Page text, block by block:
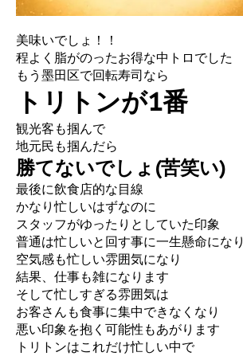
美味いでしょ！！
程よく脂がのったお得な中トロでした
もう墨田区で回転寿司なら
トリトンが1番
観光客も掴んで
地元民も掴んだら
勝てないでしょ(苦笑い)
最後に飲食店的な目線
かなり忙しいはずなのに
スタッフがゆったりとしていた印象
普通は忙しいと回す事に一生懸命になり
空気感も忙しい雰囲気になり
結果、仕事も雑になります
そして忙しすぎる雰囲気は
お客さんも食事に集中できなくなり
悪い印象を抱く可能性もあがります
トリトンはこれだけ忙しい中で